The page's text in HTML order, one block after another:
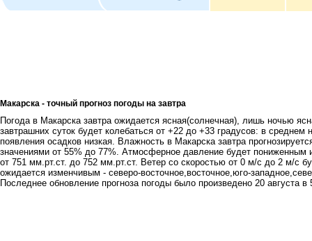
Макарска - точный прогноз погоды на завтра
Погода в Макарска завтра ожидается ясная(солнечная), лишь ночью
завтрашних суток будет колебаться от +22 до +33 градусов: в
появления осадков низкая. Влажность в Макарска завтра
значениями от 55% до 77%. Атмосферное давление будет пониженным
от 751 мм.рт.ст. до 752 мм.рт.ст. Ветер со скоростью от 0 м/с до 2 м/c
ожидается изменчивым - северо-восточное,восточное,юго-
Последнее обновление прогноза погоды было произведено 20 августа